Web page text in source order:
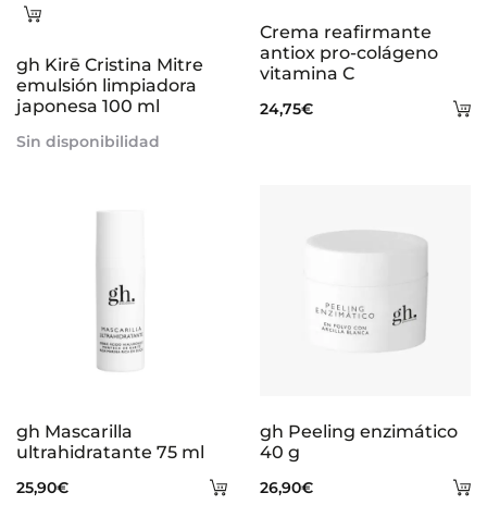
Leer
gh Kirē Cristina Mitre
emulsión limpiadora
japonesa 100 ml
Sin disponibilidad
Crema reafirmante
antiox pro-colágeno
vitamina C
24,75€
Añadir
gh Mascarilla
ultrahidratante 75 ml
25,90€
gh Peeling enzimático
40 g
26,90€